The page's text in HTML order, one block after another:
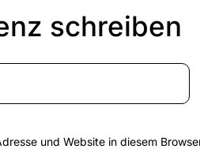
schreiben
und Website in diesem